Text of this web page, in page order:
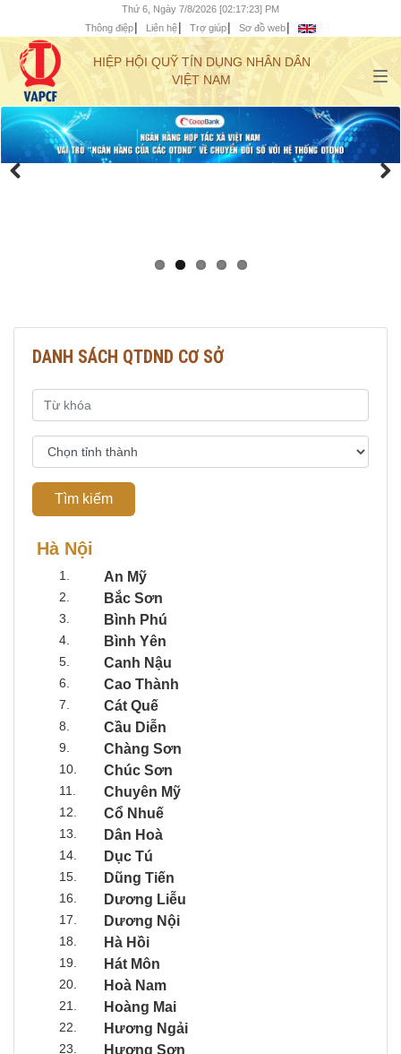
Thứ 6, Ngày 7/8/2026 [02:17:24] PM
Thông điệp
Liên hệ Trợ giúp Sơ đồ web
HIỆP HỘI QUỸ TÍN DỤNG NHÂN DÂN
VIỆT NAM
DANH SÁCH QTDND CƠ SỞ
Tìm kiếm
Hà Nội
1. An Mỹ
2. Bắc Sơn
3. Bình Phú
4. Bình Yên
5. Canh Nậu
6. Cao Thành
7. Cát Quế
8. Cầu Diễn
9. Chàng Sơn
10. Chúc Sơn
11. Chuyên Mỹ
12. Cổ Nhuế
13. Dân Hoà
14. Dục Tú
15. Dũng Tiến
16. Dương Liễu
17. Dương Nội
18. Hà Hồi
19. Hát Môn
20. Hoà Nam
21. Hoàng Mai
22. Hương Ngải
23. Hương Sơn